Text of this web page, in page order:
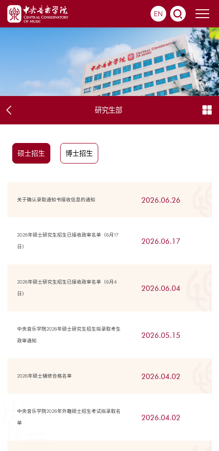
EN
研究生部
硕士招生 博士招生
关于确认录取通知书接收信息的通知 2026.06.26
2026年硕士研究生招生已接收政审名单（6月17
日）
2026.06.17
2026年硕士研究生招生已接收政审名单（6月4
日）
2026.06.04
中央音乐学院2026年硕士研究生招生拟录取考生
政审通知
2026.05.15
2026年硕士辅修合格名单 2026.04.02
中央音乐学院2026年外籍硕士招生考试拟录取名
单
2026.04.02